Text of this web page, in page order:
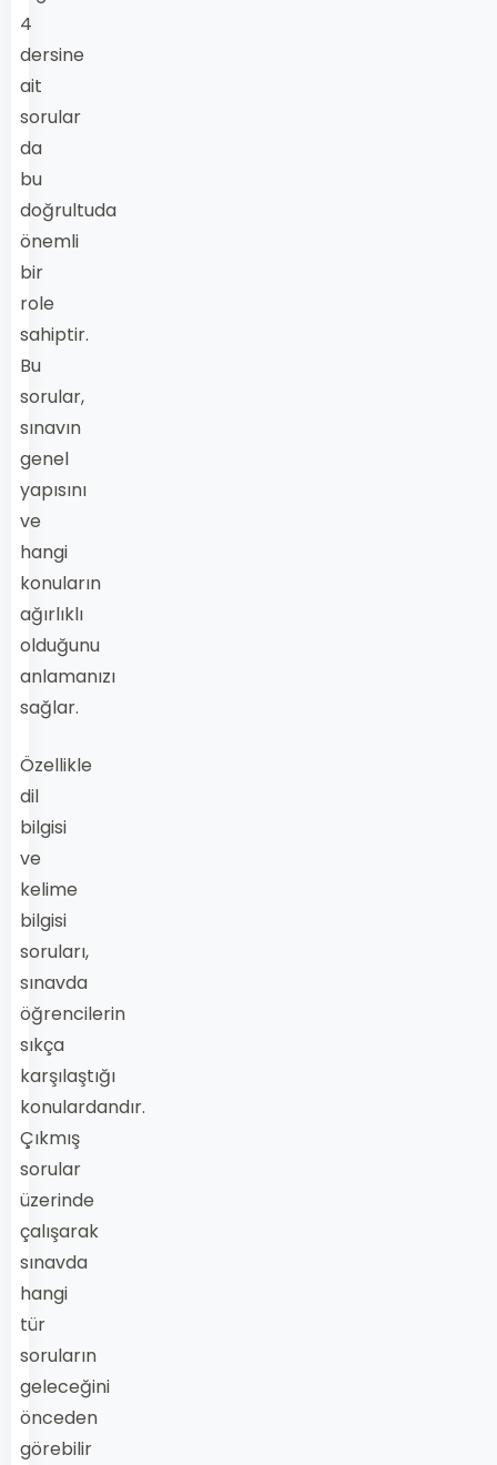
4
dersine
ait
sorular
da
bu
doğrultuda
önemli
bir
role
sahiptir.
Bu
sorular,
sınavın
genel
yapısını
ve
hangi
konuların
ağırlıklı
olduğunu
anlamanızı
sağlar.
Özellikle
dil
bilgisi
ve
kelime
bilgisi
soruları,
sınavda
öğrencilerin
sıkça
karşılaştığı
konulardandır.
Çıkmış
sorular
üzerinde
çalışarak
sınavda
hangi
tür
soruların
geleceğini
önceden
görebilir